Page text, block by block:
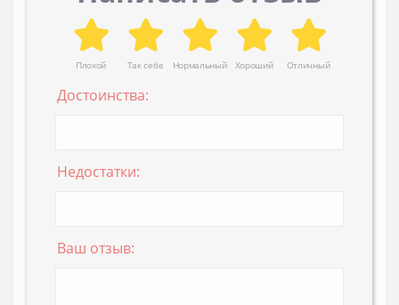
Плохой Так себе Нормальный Хороший Отличный
Достоинства:
Недостатки:
Ваш отзыв: